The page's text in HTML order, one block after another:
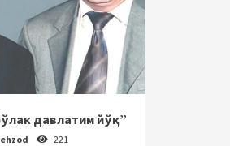
давлатим йўқ”
221